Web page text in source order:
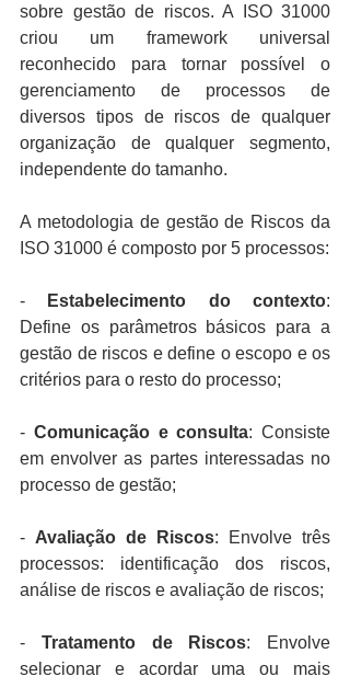
sobre gestão de riscos. A ISO 31000
criou um framework universal
reconhecido para tornar possível o
gerenciamento de processos de
diversos tipos de riscos de qualquer
organização de qualquer segmento,
independente do tamanho.
A metodologia de gestão de Riscos da
ISO 31000 é composto por 5 processos:
- Estabelecimento do contexto:
Define os parâmetros básicos para a
gestão de riscos e define o escopo e os
critérios para o resto do processo;
- Comunicação e consulta: Consiste
em envolver as partes interessadas no
processo de gestão;
- Avaliação de Riscos: Envolve três
processos: identificação dos riscos,
análise de riscos e avaliação de riscos;
- Tratamento de Riscos: Envolve
selecionar e acordar uma ou mais